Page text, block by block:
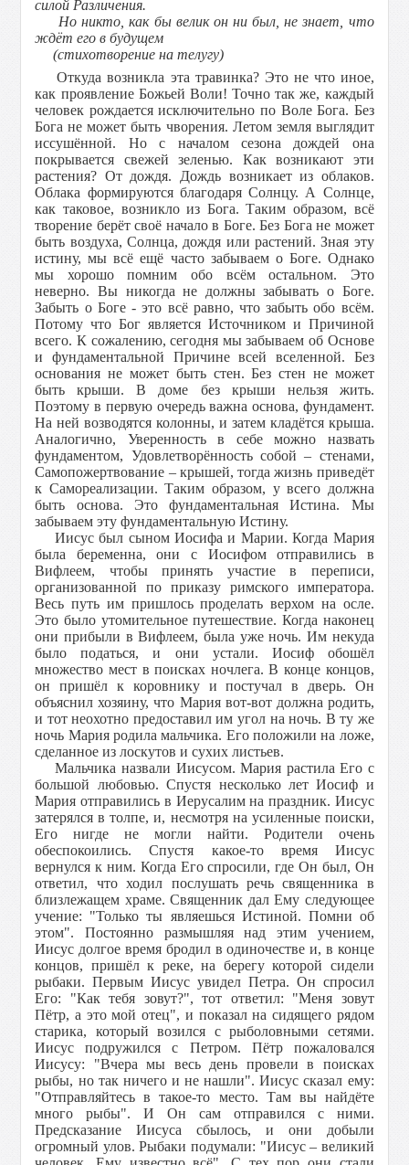
силой Различения.
Но никто, как бы велик он ни был, не знает, что
ждёт его в будущем
(стихотворение на телугу)
Откуда возникла эта травинка? Это не что иное,
как проявление Божьей Воли! Точно так же, каждый
человек рождается исключительно по Воле Бога. Без
Бога не может быть чворения. Летом земля выглядит
иссушённой. Но с началом сезона дождей она
покрывается свежей зеленью. Как возникают эти
растения? От дождя. Дождь возникает из облаков.
Облака формируются благодаря Солнцу. А Солнце,
как таковое, возникло из Бога. Таким образом, всё
творение берёт своё начало в Боге. Без Бога не может
быть воздуха, Солнца, дождя или растений. Зная эту
истину, мы всё ещё часто забываем о Боге. Однако
мы хорошо помним обо всём остальном. Это
неверно. Вы никогда не должны забывать о Боге.
Забыть о Боге - это всё равно, что забыть обо всём.
Потому что Бог является Источником и Причиной
всего. К сожалению, сегодня мы забываем об Основе
и фундаментальной Причине всей вселенной. Без
основания не может быть стен. Без стен не может
быть крыши. В доме без крыши нельзя жить.
Поэтому в первую очередь важна основа, фундамент.
На ней возводятся колонны, и затем кладётся крыша.
Аналогично, Уверенность в себе можно назвать
фундаментом, Удовлетворённость собой – стенами,
Самопожертвование – крышей, тогда жизнь приведёт
к Самореализации. Таким образом, у всего должна
быть основа. Это фундаментальная Истина. Мы
забываем эту фундаментальную Истину.
Иисус был сыном Иосифа и Марии. Когда Мария
была беременна, они с Иосифом отправились в
Вифлеем, чтобы принять участие в переписи,
организованной по приказу римского императора.
Весь путь им пришлось проделать верхом на осле.
Это было утомительное путешествие. Когда наконец
они прибыли в Вифлеем, была уже ночь. Им некуда
было податься, и они устали. Иосиф обошёл
множество мест в поисках ночлега. В конце концов,
он пришёл к коровнику и постучал в дверь. Он
объяснил хозяину, что Мария вот-вот должна родить,
и тот неохотно предоставил им угол на ночь. В ту же
ночь Мария родила мальчика. Его положили на ложе,
сделанное из лоскутов и сухих листьев.
Мальчика назвали Иисусом. Мария растила Его с
большой любовью. Спустя несколько лет Иосиф и
Мария отправились в Иерусалим на праздник. Иисус
затерялся в толпе, и, несмотря на усиленные поиски,
Его нигде не могли найти. Родители очень
обеспокоились. Спустя какое-то время Иисус
вернулся к ним. Когда Его спросили, где Он был, Он
ответил, что ходил послушать речь священника в
близлежащем храме. Священник дал Ему следующее
учение: "Только ты являешься Истиной. Помни об
этом". Постоянно размышляя над этим учением,
Иисус долгое время бродил в одиночестве и, в конце
концов, пришёл к реке, на берегу которой сидели
рыбаки. Первым Иисус увидел Петра. Он спросил
Его: "Как тебя зовут?", тот ответил: "Меня зовут
Пётр, а это мой отец", и показал на сидящего рядом
старика, который возился с рыболовными сетями.
Иисус подружился с Петром. Пётр пожаловался
Иисусу: "Вчера мы весь день провели в поисках
рыбы, но так ничего и не нашли". Иисус сказал ему:
"Отправляйтесь в такое-то место. Там вы найдёте
много рыбы". И Он сам отправился с ними.
Предсказание Иисуса сбылось, и они добыли
огромный улов. Рыбаки подумали: "Иисус – великий